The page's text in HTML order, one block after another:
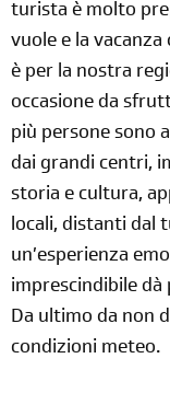
turista è molto
vuole e la vacanza
è per la nostra
occasione da
più persone sono
dai grandi centri,
storia e cultura,
locali, distanti dal
un’esperienza
imprescindibile
Da ultimo da non
condizioni meteo.